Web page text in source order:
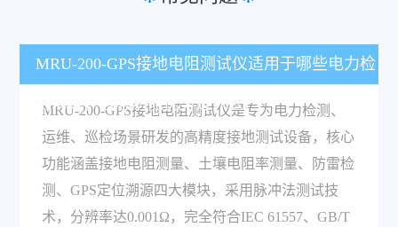
MRU-200-GPS接地电阻测试仪适用于哪些电力检
测场景，核心功能优势是什么？
MRU-200-GPS接地电阻测试仪是专为电力检测、
运维、巡检场景研发的高精度接地测试设备，核心
功能涵盖接地电阻测量、土壤电阻率测量、防雷检
测、GPS定位溯源四大模块，采用脉冲法测试技
术，分辨率达0.001Ω，完全符合IEC 61557、GB/T